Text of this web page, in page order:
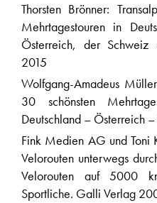
Thorsten Brönner:
Mehrtagestouren in
Österreich, der Schweiz
2015
Wolfgang-Amadeus
30 schönsten
Deutschland – Österreich
Fink Medien AG und Toni
Velorouten unterwegs
Velorouten auf 5000
Sportliche. Galli Verlag